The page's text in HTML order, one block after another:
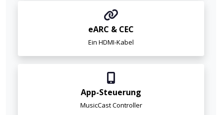
eARC & CEC
Ein HDMI-Kabel
App-Steuerung
MusicCast Controller